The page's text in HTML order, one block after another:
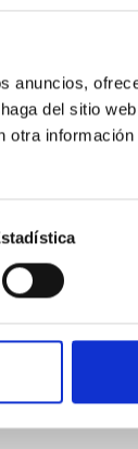
anuncios,
del sitio
y sin
cruzada entre la
de IA enAspia
modelos de
de IA más
que podrían
naturaleza
la grabación de